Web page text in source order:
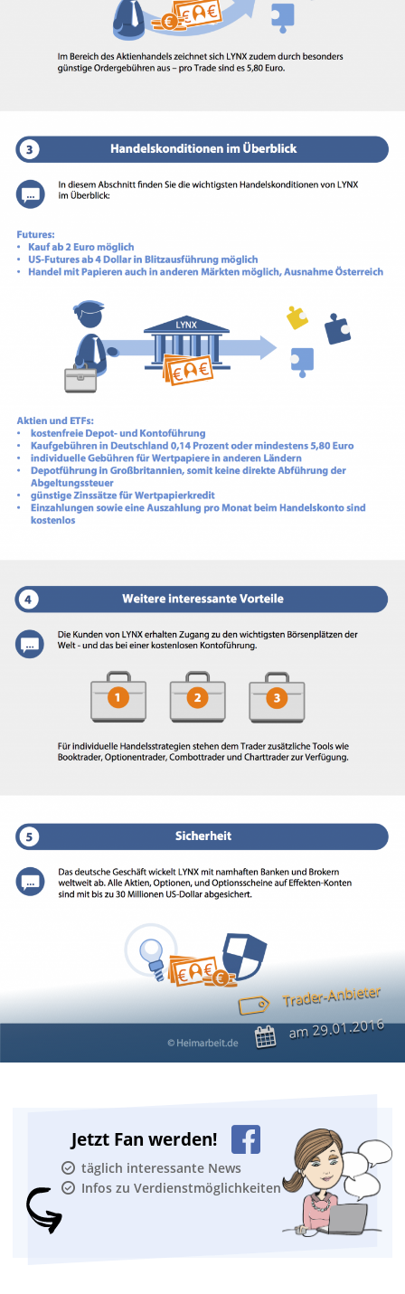
Trader-Anbieter
am29.01.2016
Jetzt Fan werden!
täglich interessante News
Infos zu Verdienstmöglichkeiten